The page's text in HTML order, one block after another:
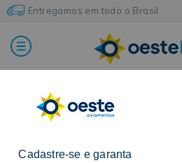
Entregamos em todo o Brasil
Home Agulhas Agulhas de Mão
Cadastre-se e garanta